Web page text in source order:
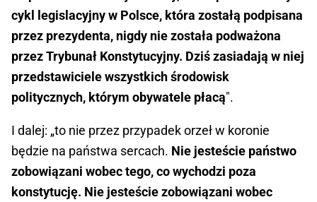
cykl legislacyjny w Polsce, która zostałą podpisana
przez prezydenta, nigdy nie została podważona
przez Trybunał Konstytucyjny. Dziś zasiadają w niej
przedstawiciele wszystkich środowisk
politycznych, którym obywatele płacą".
I dalej: „to nie przez przypadek orzeł w koronie
będzie na państwa sercach. Nie jesteście państwo
zobowiązani wobec tego, co wychodzi poza
konstytucję. Nie jesteście zobowiązani wobec